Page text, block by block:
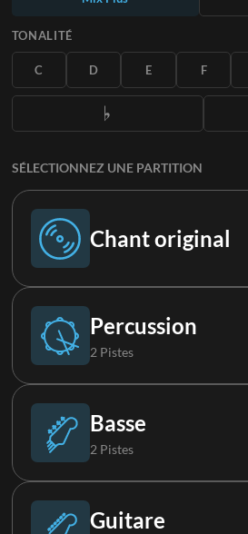
S'ABONNER
TONALITÉ
C D E F
SÉLECTIONNEZ UNE PARTITION
Chant original
Chant original
Percussion
2 Pistes
Batterie
Percussions
Basse
2 Pistes
Basse
Guitare